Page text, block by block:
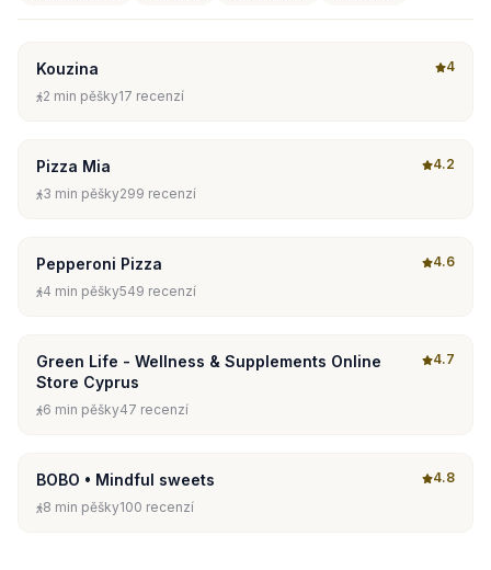
Kouzina
4
2 min pěšky17 recenzí
Pizza Mia
4.2
3 min pěšky299 recenzí
Pepperoni Pizza
4.6
4 min pěšky549 recenzí
Green Life - Wellness & Supplements Online
Store Cyprus
4.7
6 min pěšky47 recenzí
BOBO • Mindful sweets
4.8
8 min pěšky100 recenzí